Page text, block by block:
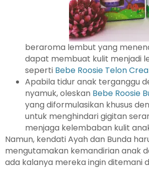
beraroma lembut yang
dapat membuat kulit menjadi
seperti Bebe Roosie Telon
Apabila tidur anak terganggu
nyamuk, oleskan Bebe Roosie
yang diformulasikan khusus
untuk menghindari gigitan
menjaga kelembaban kulit
Namun, kendati Ayah dan Bunda
mengutamakan kemandirian anak
ada kalanya mereka ingin ditemani